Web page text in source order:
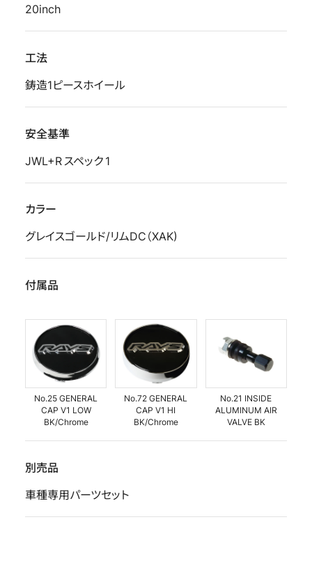
20inch
工法
鋳造1ピースホイール
安全基準
JWL+R スペック 1
カラー
グレイスゴールド/リムDC（XAK)
付属品
No.25 GENERAL
CAP V1 LOW
BK/Chrome
No.72 GENERAL
CAP V1 HI
BK/Chrome
No.21 INSIDE
ALUMINUM AIR
VALVE BK
別売品
車種専用パーツセット